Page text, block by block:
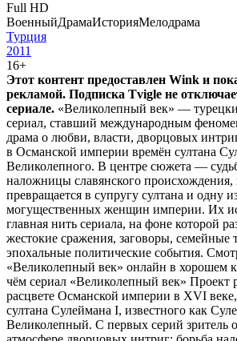
Full HD
ВоенныйДрамаИсторияМелодрама
Турция
2011
16+
Этот контент предоставлен Wink и
рекламой. Подписка Tvigle не
сериале. «Великолепный век» —
сериал, ставший международным
драма о любви, власти, дворцовых
в Османской империи времён султана
Великолепного. В центре сюжета —
наложницы славянского происхождения,
превращается в супругу султана и одну
могущественных женщин империи. Их
главная нить сериала, на фоне которой
жестокие сражения, заговоры, семейные
эпохальные политические события.
«Великолепный век» онлайн в хорошем
чём сериал «Великолепный век» Проект
расцвете Османской империи в XVI
султана Сулеймана I, известного как
Великолепный. С первых серий зритель